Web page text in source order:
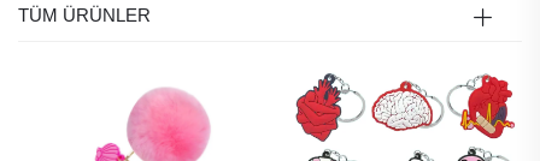
TÜM ÜRÜNLER